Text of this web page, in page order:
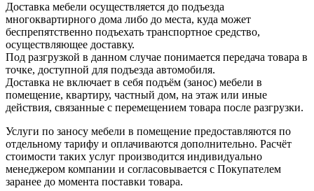
Доставка мебели осуществляется до подъезда
многоквартирного дома либо до места, куда может
беспрепятственно подъехать транспортное средство,
осуществляющее доставку.
Под разгрузкой в данном случае понимается передача товара в
точке, доступной для подъезда автомобиля.
Доставка не включает в себя подъём (занос) мебели в
помещение, квартиру, частный дом, на этаж или иные
действия, связанные с перемещением товара после разгрузки.
Услуги по заносу мебели в помещение предоставляются по
отдельному тарифу и оплачиваются дополнительно. Расчёт
стоимости таких услуг производится индивидуально
менеджером компании и согласовывается с Покупателем
заранее до момента поставки товара.